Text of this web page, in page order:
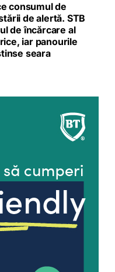
consumul de
de alertă. STB
de încărcare al
iar panourile
seara